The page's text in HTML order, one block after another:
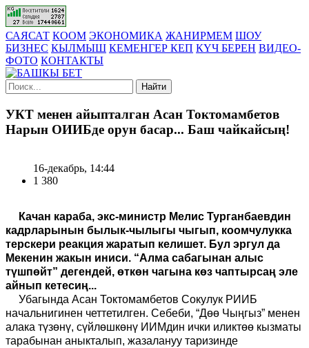
САЯСАТ КООМ ЭКОНОМИКА ЖАНИРМЕМ ШОУ
БИЗНЕС КЫЛМЫШ КЕМЕНГЕР КЕП КҮЧ БЕРЕН ВИДЕО-
ФОТО КОНТАКТЫ
Найти
УКТ менен айыпталган Асан Токтомамбетов
Нарын ОИИБде орун басар... Баш чайкайсың!
16-декабрь, 14:44
1 380
Качан караба, экс-министр Мелис Турганбаевдин
кадрларынын былык-чылыгы чыгып, коомчулукка
терскери реакция жаратып келишет. Бул эргул да
Мекенин жакын иниси. “Алма сабагынан алыс
түшпөйт” дегендей, өткөн чагына көз чаптырсаң эле
айнып кетесиң...
Убагында Асан Токтомамбетов Сокулук РИИБ
начальнигинен четтетилген. Себеби, “Дөө Чыңгыз” менен
алака түзөнү, сүйлөшкөнү ИИМдин ички иликтөө кызматы
тарабынан аныкталып, жазалануу таризинде